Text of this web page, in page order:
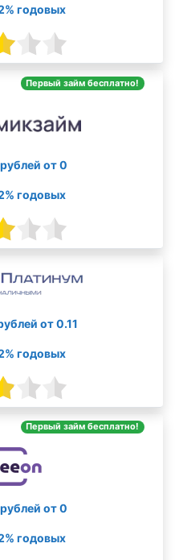
годовых
Первый займ бесплатно!
от 0
годовых
от 0.11
годовых
Первый займ бесплатно!
от 0
годовых